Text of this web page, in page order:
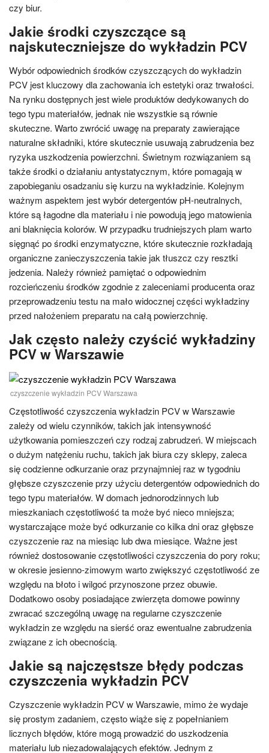
czy biur.
Jakie środki czyszczące są
najskuteczniejsze do wykładzin PCV
Wybór odpowiednich środków czyszczących do wykładzin
PCV jest kluczowy dla zachowania ich estetyki oraz trwałości.
Na rynku dostępnych jest wiele produktów dedykowanych do
tego typu materiałów, jednak nie wszystkie są równie
skuteczne. Warto zwrócić uwagę na preparaty zawierające
naturalne składniki, które skutecznie usuwają zabrudzenia bez
ryzyka uszkodzenia powierzchni. Świetnym rozwiązaniem są
także środki o działaniu antystatycznym, które pomagają w
zapobieganiu osadzaniu się kurzu na wykładzinie. Kolejnym
ważnym aspektem jest wybór detergentów pH-neutralnych,
które są łagodne dla materiału i nie powodują jego matowienia
ani blaknięcia kolorów. W przypadku trudniejszych plam warto
sięgnąć po środki enzymatyczne, które skutecznie rozkładają
organiczne zanieczyszczenia takie jak tłuszcz czy resztki
jedzenia. Należy również pamiętać o odpowiednim
rozcieńczeniu środków zgodnie z zaleceniami producenta oraz
przeprowadzeniu testu na mało widocznej części wykładziny
przed nałożeniem preparatu na całą powierzchnię.
Jak często należy czyścić wykładziny
PCV w Warszawie
czyszczenie wykładzin PCV Warszawa
Częstotliwość czyszczenia wykładzin PCV w Warszawie
zależy od wielu czynników, takich jak intensywność
użytkowania pomieszczeń czy rodzaj zabrudzeń. W miejscach
o dużym natężeniu ruchu, takich jak biura czy sklepy, zaleca
się codzienne odkurzanie oraz przynajmniej raz w tygodniu
głębsze czyszczenie przy użyciu detergentów odpowiednich do
tego typu materiałów. W domach jednorodzinnych lub
mieszkaniach częstotliwość ta może być nieco mniejsza;
wystarczające może być odkurzanie co kilka dni oraz głębsze
czyszczenie raz na miesiąc lub dwa miesiące. Ważne jest
również dostosowanie częstotliwości czyszczenia do pory roku;
w okresie jesienno-zimowym warto zwiększyć częstotliwość ze
względu na błoto i wilgoć przynoszone przez obuwie.
Dodatkowo osoby posiadające zwierzęta domowe powinny
zwracać szczególną uwagę na regularne czyszczenie
wykładzin ze względu na sierść oraz ewentualne zabrudzenia
związane z ich obecnością.
Jakie są najczęstsze błędy podczas
czyszczenia wykładzin PCV
Czyszczenie wykładzin PCV w Warszawie, mimo że wydaje
się prostym zadaniem, często wiąże się z popełnianiem
licznych błędów, które mogą prowadzić do uszkodzenia
materiału lub niezadowalających efektów. Jednym z